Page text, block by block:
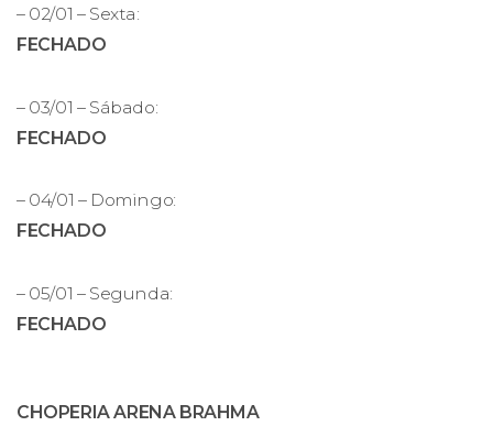
– 02/01 – Sexta:
FECHADO
– 03/01 – Sábado:
FECHADO
– 04/01 – Domingo:
FECHADO
– 05/01 – Segunda:
FECHADO
CHOPERIA ARENA BRAHMA